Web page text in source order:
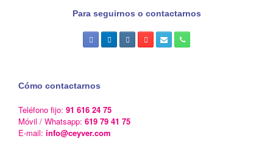
Para seguirnos o contactarnos
Cómo contactarnos
Teléfono fijo: 91 616 24 75
Móvil / Whatsapp: 619 79 41 75
E-mail: info@ceyver.com